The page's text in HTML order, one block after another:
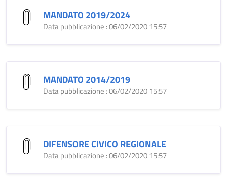
MANDATO 2019/2024
Data pubblicazione : 06/02/2020 15:57
MANDATO 2014/2019
Data pubblicazione : 06/02/2020 15:57
DIFENSORE CIVICO REGIONALE
Data pubblicazione : 06/02/2020 15:57